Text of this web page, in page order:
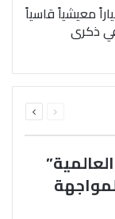
معيشياً قاسياً
ذكرى
الصفحةالصفحة